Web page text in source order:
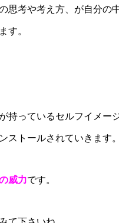
思考や考え方、が自分の
す。
持っているセルフイメー
ストールされていきます。
威力です。